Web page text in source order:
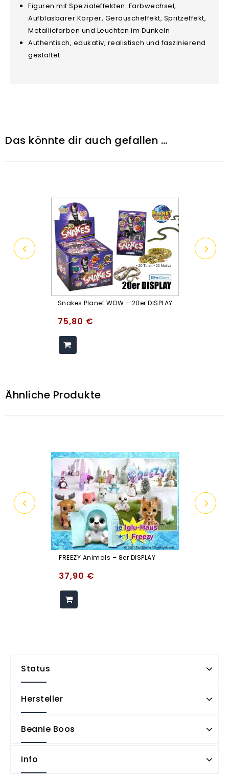
Figuren mit Spezialeffekten: Farbwechsel,
Aufblasbarer Körper, Geräuscheffekt, Spritzeffekt,
Metallicfarben und Leuchten im Dunkeln
Authentisch, edukativ, realistisch und faszinierend
gestaltet
Das könnte dir auch gefallen …
Snakes Planet WOW – 20er DISPLAY
75,80 €
Ähnliche Produkte
FREEZY Animals – 8er DISPLAY
37,90 €
Status
Hersteller
Beanie Boos
Info